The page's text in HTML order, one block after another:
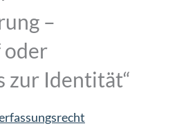
–
oder
zur Identität“